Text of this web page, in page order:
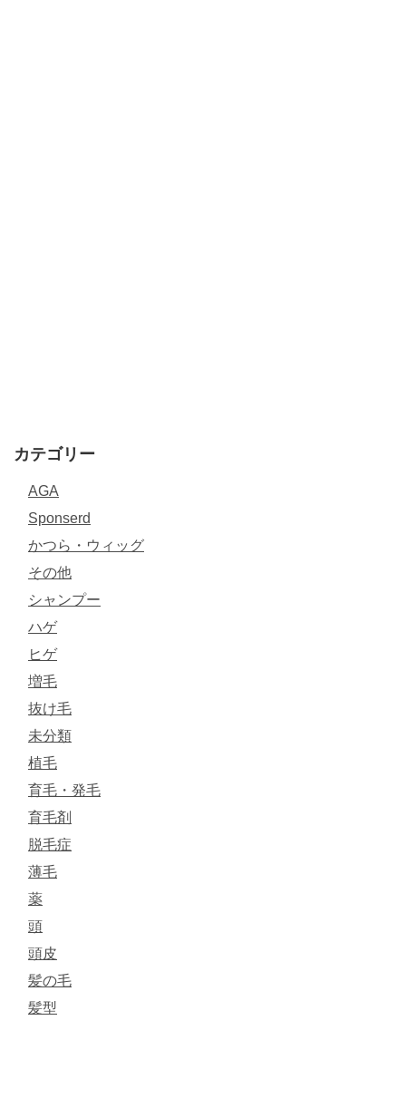
カテゴリー
AGA
Sponserd
かつら・ウィッグ
その他
シャンプー
ハゲ
ヒゲ
増毛
抜け毛
未分類
植毛
育毛・発毛
育毛剤
脱毛症
薄毛
薬
頭
頭皮
髪の毛
髪型